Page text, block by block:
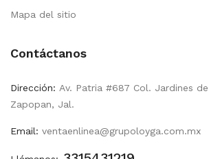
Mapa del sitio
Contáctanos
Dirección: Av. Patria #687 Col. Jardines
Zapopan, Jal.
Email: ventaenlinea@grupoloyga.com.mx